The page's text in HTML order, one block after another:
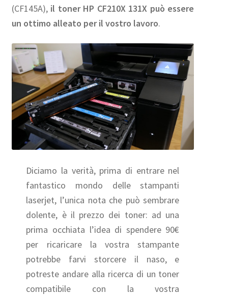
(CF145A), il toner HP CF210X 131X può essere
un ottimo alleato per il vostro lavoro.
Diciamo la verità, prima di entrare nel
fantastico mondo delle stampanti
laserjet, l’unica nota che può sembrare
dolente, è il prezzo dei toner: ad una
prima occhiata l’idea di spendere 90€
per ricaricare la vostra stampante
potrebbe farvi storcere il naso, e
potreste andare alla ricerca di un toner
compatibile con la vostra